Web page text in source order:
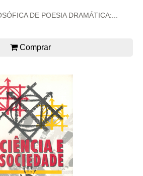
DE POESIA DRAMÁTICA:...
Comprar